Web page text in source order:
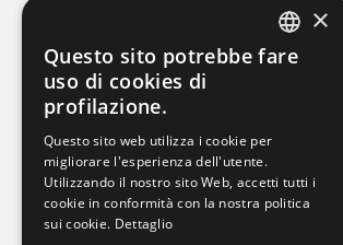
AREA LEGALE
Cookies policy
Whistleblowing
Dati societari
ITALIAN
×
Questo sito potrebbe fare
uso di cookies di
profilazione.
Questo sito web utilizza i cookie per
migliorare l'esperienza dell'utente.
Utilizzando il nostro sito Web, accetti tutti i
cookie in conformità con la nostra politica
sui cookie. Dettaglio